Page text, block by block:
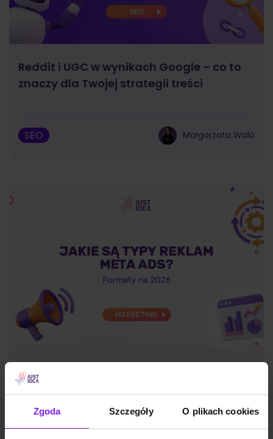
Zgoda Szczegóły O plikach cookies
Reddit i UGC w wynikach Google – co to
znaczy dla Twojej strategii treści
SEO Małgorzata Walo
Jakie są typy reklam Meta Ads? Formaty
na 2026